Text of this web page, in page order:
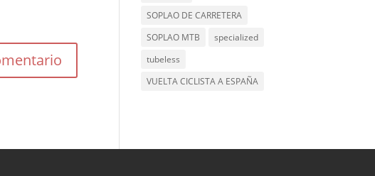
SOPLAO DE CARRETERA
SOPLAO MTB
specialized
tubeless
VUELTA CICLISTA A ESPAÑA